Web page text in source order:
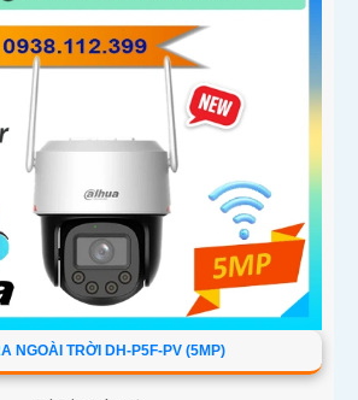
NGOÀI TRỜI DH-P5F-PV (5MP)